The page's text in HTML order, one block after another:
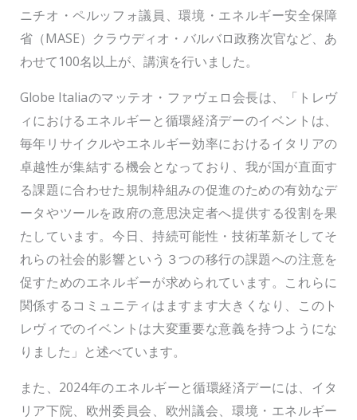
ニチオ・ペルッフォ議員、環境・エネルギー安全保障
省（MASE）クラウディオ・バルバロ政務次官など、あ
わせて100名以上が、講演を行いました。
Globe Italiaのマッテオ・ファヴェロ会長は、「トレヴ
ィにおけるエネルギーと循環経済デーのイベントは、
毎年リサイクルやエネルギー効率におけるイタリアの
卓越性が集結する機会となっており、我が国が直面す
る課題に合わせた規制枠組みの促進のための有効なデ
ータやツールを政府の意思決定者へ提供する役割を果
たしています。今日、持続可能性・技術革新そしてそ
れらの社会的影響という３つの移行の課題への注意を
促すためのエネルギーが求められています。これらに
関係するコミュニティはますます大きくなり、このト
レヴィでのイベントは大変重要な意義を持つようにな
りました」と述べています。
また、2024年のエネルギーと循環経済デーには、イタ
リア下院、欧州委員会、欧州議会、環境・エネルギー